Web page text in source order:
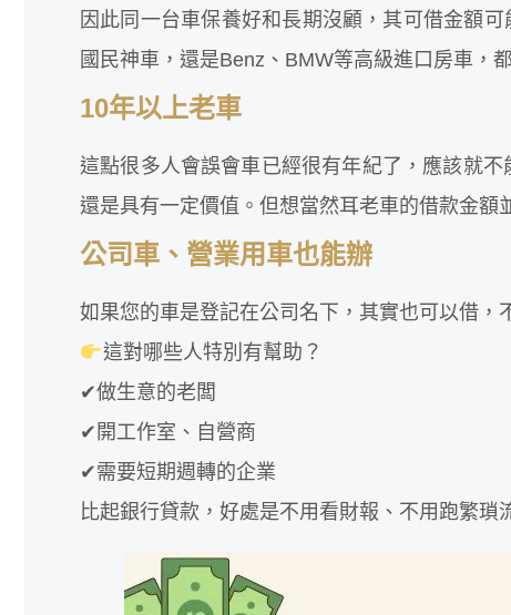
因此同一台車保養好和長期沒顧，其可借金額
國民神車，還是Benz、BMW等高級進口房車，
10年以上老車
這點很多人會誤會車已經很有年紀了，應該就
還是具有一定價值。但想當然耳老車的借款金額
公司車、營業用車也能辦
如果您的車是登記在公司名下，其實也可以借，
這對哪些人特別有幫助？
✔︎做生意的老闆
✔︎開工作室、自營商
✔︎需要短期週轉的企業
比起銀行貸款，好處是不用看財報、不用跑繁瑣